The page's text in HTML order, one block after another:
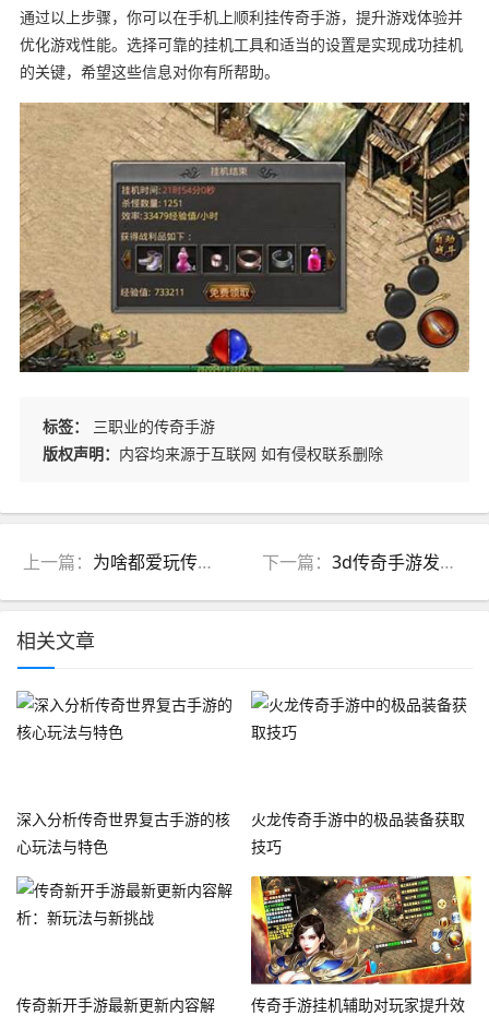
通过以上步骤，你可以在手机上顺利挂传奇手游，提升游戏体验并
优化游戏性能。选择可靠的挂机工具和适当的设置是实现成功挂机
的关键，希望这些信息对你有所帮助。
标签：
三职业的传奇手游
版权声明： 内容均来源于互联网 如有侵权联系删除
上一篇： 为啥都爱玩传奇手游呢(为什么那么多人玩传奇) 下一篇：3d传奇手游发布网(3000ok传奇手游发布网)
相关文章
深入分析传奇世界复古手游的核
心玩法与特色
火龙传奇手游中的极品装备获取
技巧
传奇新开手游最新更新内容解
传奇手游挂机辅助对玩家提升效